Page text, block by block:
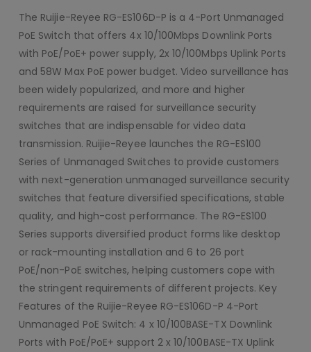
The Ruijie-Reyee RG-ES106D-P is a 4-Port Unmanaged
PoE Switch that offers 4x 10/100Mbps Downlink Ports
with PoE/PoE+ power supply, 2x 10/100Mbps Uplink Ports
and 58W Max PoE power budget. Video surveillance has
been widely popularized, and more and higher
requirements are raised for surveillance security
switches that are indispensable for video data
transmission. Ruijie-Reyee launches the RG-ES100
Series of Unmanaged Switches to provide customers
with next-generation unmanaged surveillance security
switches that feature diversified specifications, stable
quality, and high-cost performance. The RG-ES100
Series supports diversified product forms like desktop
or rack-mounting installation and 6 to 26 port
PoE/non-PoE switches, helping customers cope with
the stringent requirements of different projects. Key
Features of the Ruijie-Reyee RG-ES106D-P 4-Port
Unmanaged PoE Switch: 4 x 10/100BASE-TX Downlink
Ports with PoE/PoE+ support 2 x 10/100BASE-TX Uplink